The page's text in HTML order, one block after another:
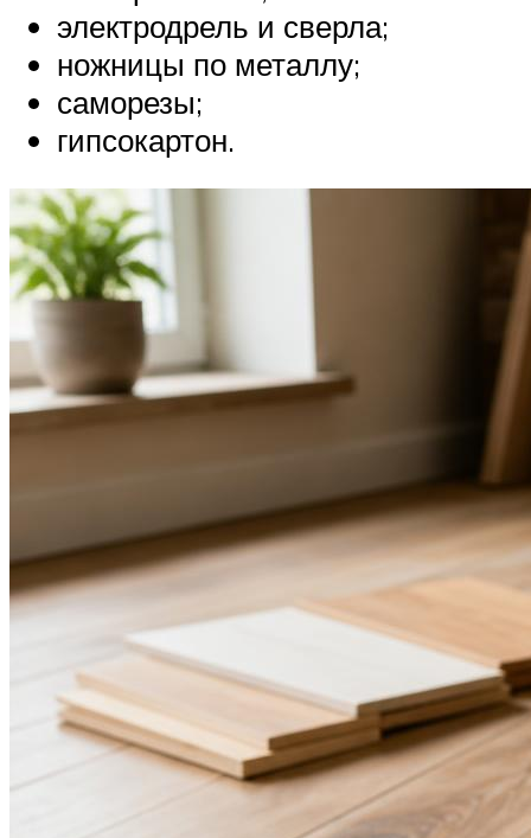
электродрель и сверла;
ножницы по металлу;
саморезы;
гипсокартон.